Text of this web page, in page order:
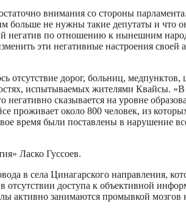
внимания со стороны
больше не нужны такие депутаты и что
негатив по отношению к нынешним
эти негативные настроения своей
отсутствие дорог, больниц, медпунктов,
испытываемых жителями Квайсы.
сказывается на уровне
проживает около 800 человек, из
время были поставлены в нарушение
Ласко Гуссоев.
в села Цинагарского направления,
отсутствии доступа к объективной
активно занимаются промывкой мозгов